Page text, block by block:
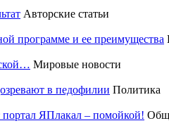
Авторские статьи
программе и ее преимущества
Мировые новости
в педофилии Политика
ЯПлакал – помойкой!